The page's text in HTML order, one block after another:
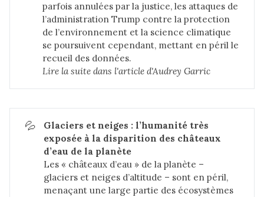
parfois annulées par la justice, les attaques de
l’administration Trump contre la protection
de l’environnement et la science climatique
se poursuivent cependant, mettant en péril le
recueil des données.
Lire la suite dans l'article d'Audrey Garric
💦
Glaciers et neiges : l’humanité très
exposée à la disparition des châteaux
d’eau de la planète
Les « châteaux d’eau » de la planète –
glaciers et neiges d’altitude – sont en péril,
menaçant une large partie des écosystèmes